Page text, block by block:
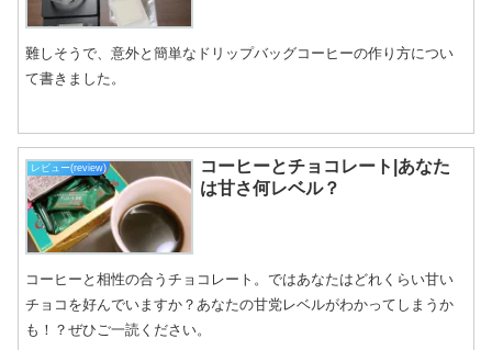
難しそうで、意外と簡単なドリップバッグコーヒーの作り方につい
て書きました。
レビュー(review)
コーヒーとチョコレート|あなた
は甘さ何レベル？
コーヒーと相性の合うチョコレート。ではあなたはどれくらい甘い
チョコを好んでいますか？あなたの甘党レベルがわかってしまうか
も！？ぜひご一読ください。